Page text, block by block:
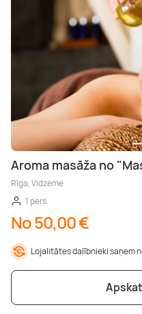
Aroma masāža no
Rīga, Vidzeme
1 pers.
No 50,00 €
Lojalitātes dalībnieki saņem